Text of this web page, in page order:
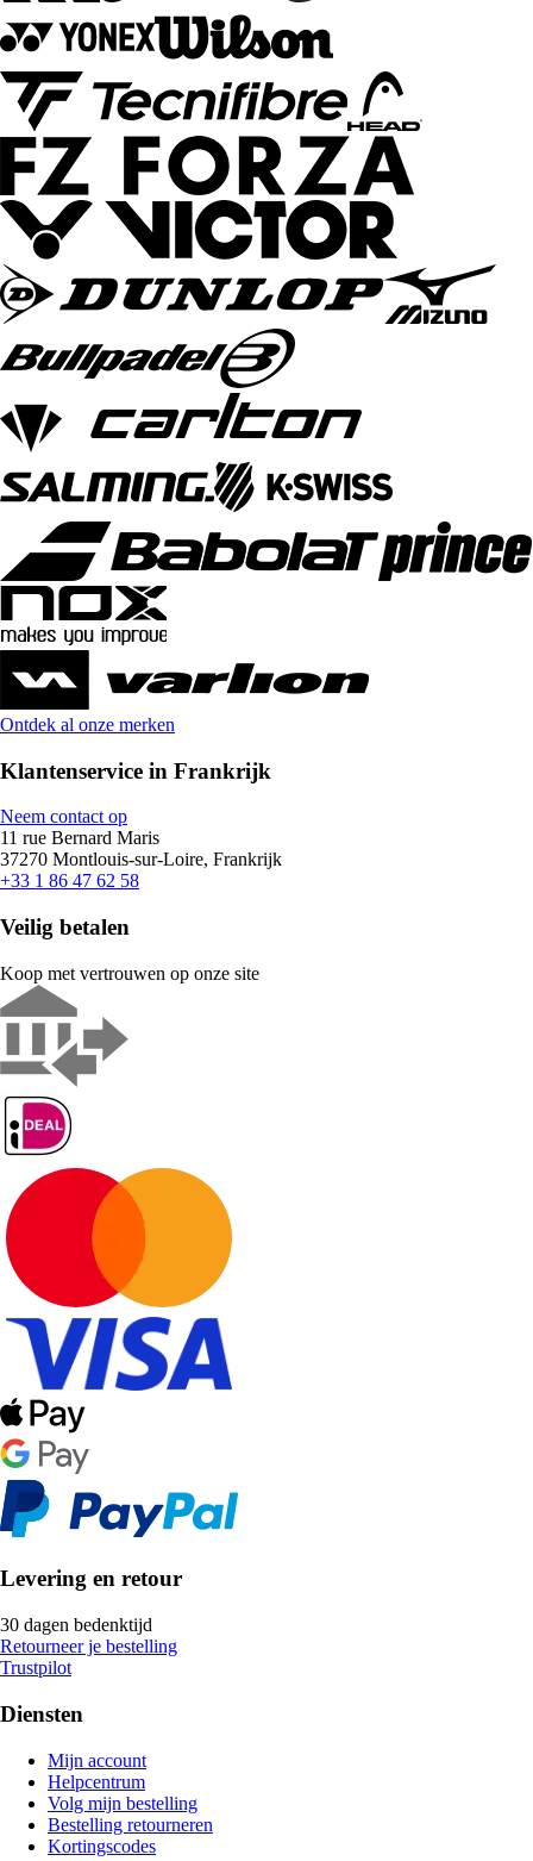
Ontdek al onze merken
Klantenservice in Frankrijk
Neem contact op
11 rue Bernard Maris
37270 Montlouis-sur-Loire, Frankrijk
+33 1 86 47 62 58
Veilig betalen
Koop met vertrouwen op onze site
Levering en retour
30 dagen bedenktijd
Retourneer je bestelling
Trustpilot
Diensten
Mijn account
Helpcentrum
Volg mijn bestelling
Bestelling retourneren
Kortingscodes